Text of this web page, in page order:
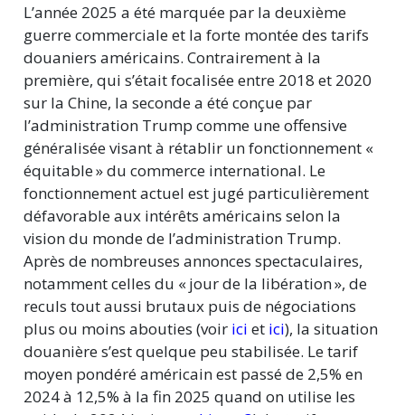
L’année 2025 a été marquée par la deuxième
guerre commerciale et la forte montée des tarifs
douaniers américains. Contrairement à la
première, qui s’était focalisée entre 2018 et 2020
sur la Chine, la seconde a été conçue par
l’administration Trump comme une offensive
généralisée visant à rétablir un fonctionnement «
équitable»du commerce international. Le
fonctionnement actuel est jugé particulièrement
défavorable aux intérêts américains selon la
vision du monde de l’administration Trump.
Après de nombreuses annonces spectaculaires,
notamment celles du « jour de la libération», de
reculs tout aussi brutaux puis de négociations
plus ou moins abouties (voir ici et ici), la situation
douanière s’est quelque peu stabilisée. Le tarif
moyen pondéré américain est passé de 2,5% en
2024 à 12,5% à la fin 2025 quand on utilise les